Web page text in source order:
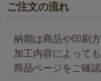
コスメ
コスメパッケー
ご注文の流れ
納期は商品や印刷
加工内容によって
商品ページをご確認